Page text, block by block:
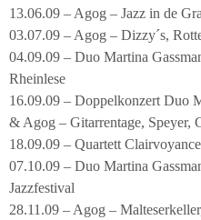
13.06.09 – Agog – Jazz in de
03.07.09 – Agog – Dizzy´s,
04.09.09 – Duo Martina
Rheinlese
16.09.09 – Doppelkonzert Duo
& Agog – Gitarrentage, Speyer,
18.09.09 – Quartett
07.10.09 – Duo Martina
Jazzfestival
28.11.09 – Agog –